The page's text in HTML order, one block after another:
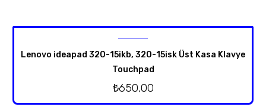
Lenovo ideapad 320-15ikb, 320-15isk Üst Kasa Klavye
Touchpad
₺650,00